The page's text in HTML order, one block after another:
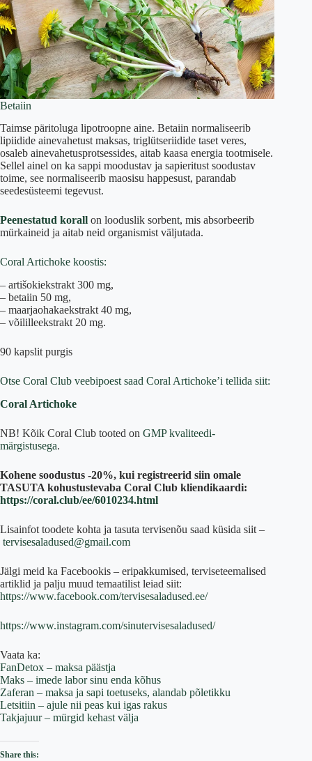
Betaiin
Taimse päritoluga lipotroopne aine. Betaiin normaliseerib
lipiidide ainevahetust maksas, triglütseriidide taset veres,
osaleb ainevahetusprotsessides, aitab kaasa energia tootmisele.
Sellel ainel on ka sappi moodustav ja sapieritust soodustav
toime, see normaliseerib maosisu happesust, parandab
seedesüsteemi tegevust.
Peenestatud korall on looduslik sorbent, mis absorbeerib
mürkaineid ja aitab neid organismist väljutada.
Coral Artichoke koostis:
– artišokiekstrakt 300 mg,
– betaiin 50 mg,
– maarjaohakaekstrakt 40 mg,
– võililleekstrakt 20 mg.
90 kapslit purgis
Otse Coral Club veebipoest saad Coral Artichoke’i tellida siit:
Coral Artichoke
NB! Kõik Coral Club tooted on GMP kvaliteedi-
märgistusega.
Kohene soodustus -20%, kui registreerid siin omale
TASUTA kohustustevaba Coral Club kliendikaardi:
https://coral.club/ee/6010234.html
Lisainfot toodete kohta ja tasuta tervisenõu saad küsida siit –
tervisesaladused@gmail.com
Jälgi meid ka Facebookis – eripakkumised, terviseteemalised
artiklid ja palju muud temaatilist leiad siit:
https://www.facebook.com/tervisesaladused.ee/
https://www.instagram.com/sinutervisesaladused/
Vaata ka:
FanDetox – maksa päästja
Maks – imede labor sinu enda kõhus
Zaferan – maksa ja sapi toetuseks, alandab põletikku
Letsitiin – ajule nii peas kui igas rakus
Takjajuur – mürgid kehast välja
Share this: